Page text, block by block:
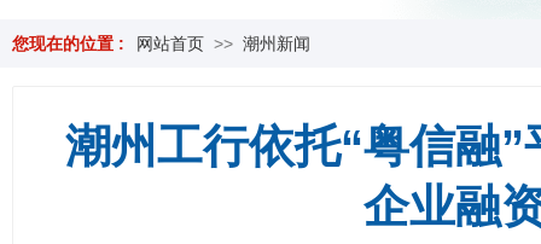
您现在的位置 : 网站首页 >> 潮州新闻
潮州工行依托“粤信融
企业融